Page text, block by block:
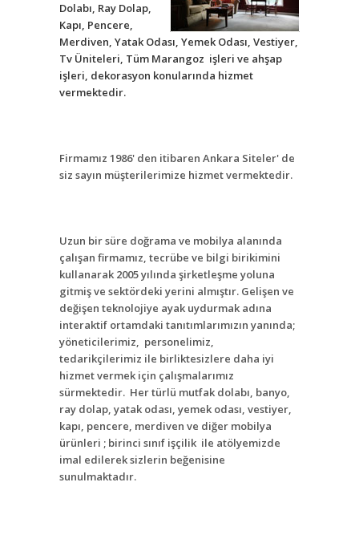
Dolabı, Ray Dolap,
Kapı, Pencere,
Merdiven, Yatak Odası, Yemek Odası, Vestiyer,
Tv Üniteleri, Tüm Marangoz işleri ve ahşap
işleri, dekorasyon konularında hizmet
vermektedir.
Firmamız 1986' den itibaren Ankara Siteler' de
siz sayın müşterilerimize hizmet vermektedir.
Uzun bir süre doğrama ve mobilya alanında
çalışan firmamız, tecrübe ve bilgi birikimini
kullanarak 2005 yılında şirketleşme yoluna
gitmiş ve sektördeki yerini almıştır. Gelişen ve
değişen teknolojiye ayak uydurmak adına
interaktif ortamdaki tanıtımlarımızın yanında;
yöneticilerimiz, personelimiz,
tedarikçilerimiz ile birliktesizlere daha iyi
hizmet vermek için çalışmalarımız
sürmektedir. Her türlü mutfak dolabı, banyo,
ray dolap, yatak odası, yemek odası, vestiyer,
kapı, pencere, merdiven ve diğer mobilya
ürünleri ; birinci sınıf işçilik ile atölyemizde
imal edilerek sizlerin beğenisine
sunulmaktadır.